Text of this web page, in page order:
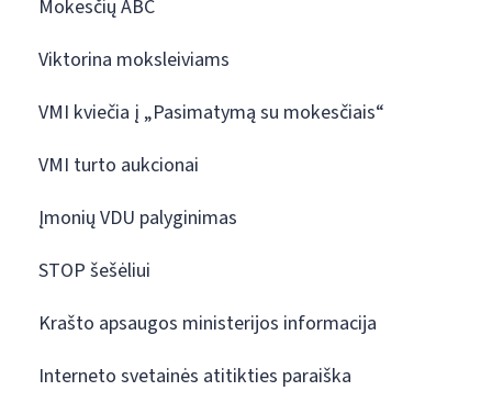
Mokesčių ABC
Viktorina moksleiviams
VMI kviečia į „Pasimatymą su mokesčiais“
VMI turto aukcionai
Įmonių VDU palyginimas
STOP šešėliui
Krašto apsaugos ministerijos informacija
Interneto svetainės atitikties paraiška